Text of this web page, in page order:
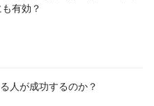
有効？
人が成功するのか？